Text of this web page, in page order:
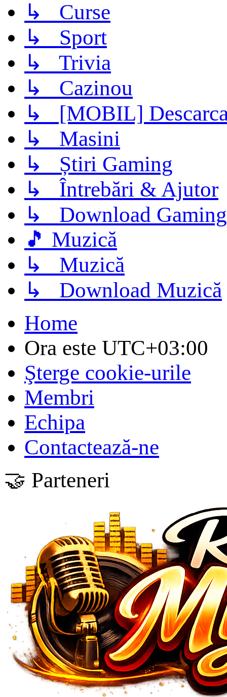
↳ Curse
↳ Sport
↳ Trivia
↳ Cazinou
↳ [MOBIL]
↳ Masini
↳ Știri Gaming
↳ Întrebări & Ajutor
↳ Download Gaming
🎵 Muzică
↳ Muzică
↳ Download Muzică
Home
Ora este UTC+03:00
Şterge cookie-urile
Membri
Echipa
Contactează-ne
🤝 Parteneri